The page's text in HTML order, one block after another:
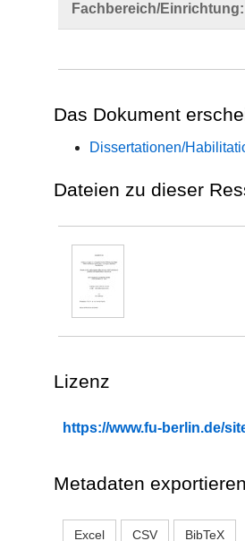
Fachbereich/Einrichtung:
Das Dokument
Dissertationen/
Dateien zu dieser
Lizenz
https://www.fu-berlin.de/
Metadaten exportieren
Excel CSV BibTeX